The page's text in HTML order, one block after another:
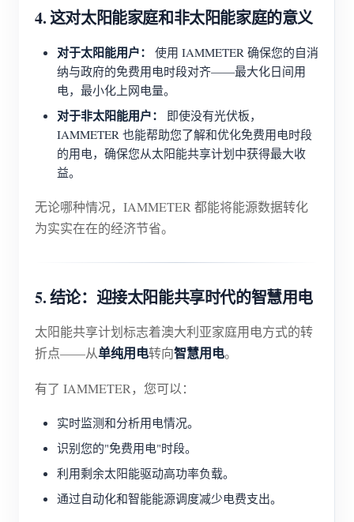
4. 这对太阳能家庭和非太阳能家庭的意义
对于太阳能用户：
使用 IAMMETER 确保您的自消
纳与政府的免费用电时段对齐——最大化日间用
电，最小化上网电量。
对于非太阳能用户：
即使没有光伏板，
IAMMETER 也能帮助您了解和优化免费用电时段
的用电，确保您从太阳能共享计划中获得最大收
益。
无论哪种情况，IAMMETER 都能将能源数据转化
为实实在在的经济节省。
5. 结论：迎接太阳能共享时代的智慧用电
太阳能共享计划标志着澳大利亚家庭用电方式的转
折点——从单纯用电转向智慧用电。
有了 IAMMETER，您可以：
实时监测和分析用电情况。
识别您的"免费用电"时段。
利用剩余太阳能驱动高功率负载。
通过自动化和智能能源调度减少电费支出。